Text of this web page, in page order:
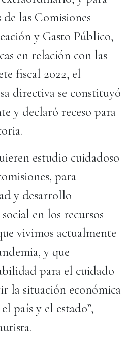
las Comisiones
y Gasto Público,
en relación con las
fiscal 2022, el
directiva se constituyó
y declaró receso para
estudio cuidadoso
para
y desarrollo
en los recursos
vivimos actualmente
y que
para el cuidado
la situación económica
país y el estado”,